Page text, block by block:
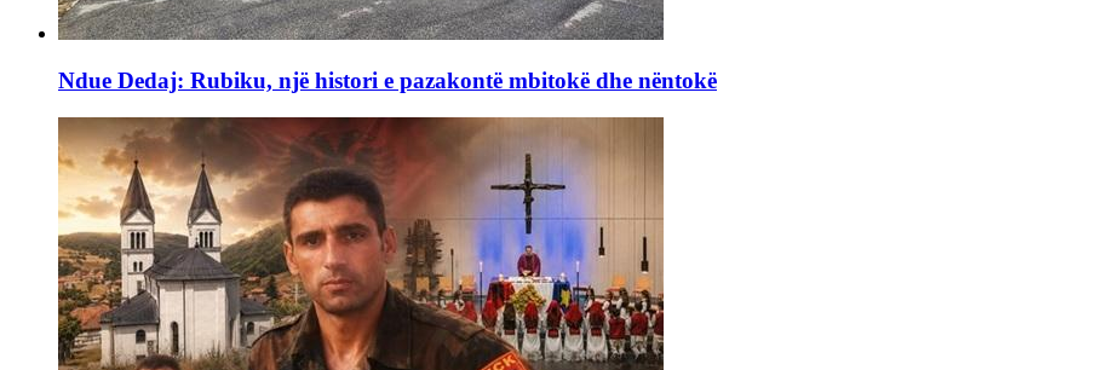
Ndue Dedaj: Rubiku, një histori e pazakontë mbitokë dhe nëntokë